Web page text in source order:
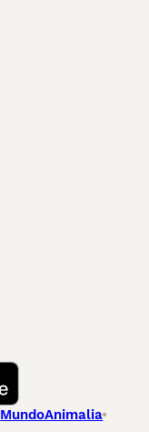
MundoAnimalia